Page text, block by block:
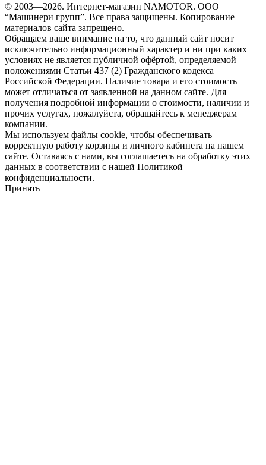
© 2003—2026. Интернет-магазин NAMOTOR. ООО
“Машинери групп”. Все права защищены. Копирование
материалов сайта запрещено.
Обращаем ваше внимание на то, что данный сайт носит
исключительно информационный характер и ни при каких
условиях не является публичной офёртой, определяемой
положениями Статьи 437 (2) Гражданского кодекса
Российской Федерации. Наличие товара и его стоимость
может отличаться от заявленной на данном сайте. Для
получения подробной информации о стоимости, наличии и
прочих услугах, пожалуйста, обращайтесь к менеджерам
компании.
Мы используем файлы cookie, чтобы обеспечивать
корректную работу корзины и личного кабинета на нашем
сайте. Оставаясь с нами, вы соглашаетесь на обработку этих
данных в соответствии с нашей Политикой
конфиденциальности.
Принять